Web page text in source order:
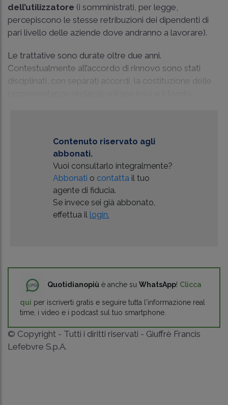
dell’utilizzatore (i somministrati, per legge,
percepiscono le stesse retribuzioni dei dipendenti di
pari livello delle aziende dove andranno a lavorare).
Le trattative sono durate oltre due anni.
Contestualmente all’accordo di rinnovo sono stati
disciplinati, con separati accordi, la costituzione delle
Contenuto riservato agli
abbonati.
Vuoi consultarlo integralmente?
Abbonati o contatta il tuo
agente di fiducia.
Se invece sei già abbonato,
effettua il login.
Quotidianopiù è anche su WhatsApp! Clicca
qui per iscriverti gratis e seguire tutta l'informazione real
time, i video e i podcast sul tuo smartphone.
© Copyright - Tutti i diritti riservati - Giuffrè Francis
Lefebvre S.p.A.